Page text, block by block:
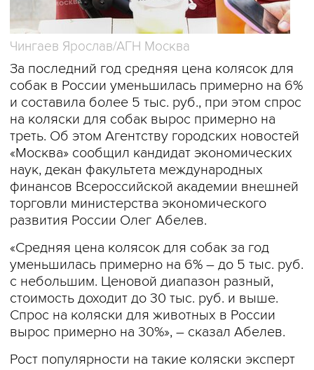
Чингаев Ярослав/АГН Москва
За последний год средняя цена колясок для
собак в России уменьшилась примерно на 6%
и составила более 5 тыс. руб., при этом спрос
на коляски для собак вырос примерно на
треть. Об этом Агентству городских новостей
«Москва» сообщил кандидат экономических
наук, декан факультета международных
финансов Всероссийской академии внешней
торговли министерства экономического
развития России Олег Абелев.
«Средняя цена колясок для собак за год
уменьшилась примерно на 6% – до 5 тыс. руб.
с небольшим. Ценовой диапазон разный,
стоимость доходит до 30 тыс. руб. и выше.
Спрос на коляски для животных в России
вырос примерно на 30%», – сказал Абелев.
Рост популярности на такие коляски эксперт